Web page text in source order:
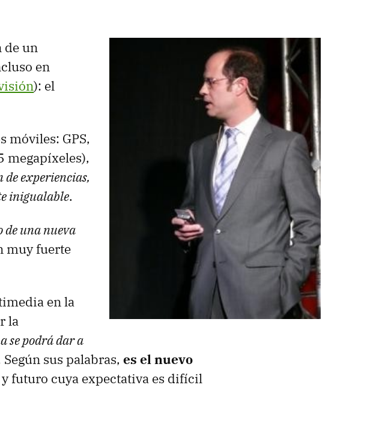
de un
en
): el
móviles: GPS,
megapíxeles),
de experiencias,
inigualable.
de una nueva
muy fuerte
en la
la
se podrá dar a
Según sus palabras, es el nuevo
futuro cuya expectativa es difícil